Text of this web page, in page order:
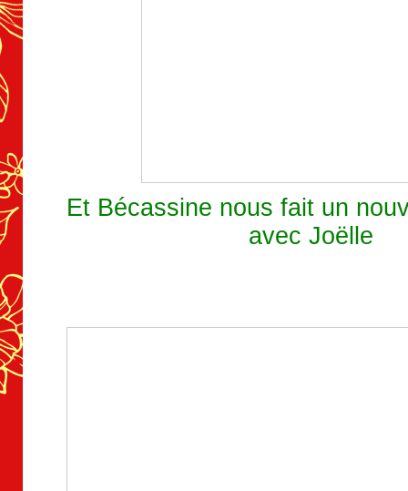
Et Bécassine nous fait un
avec Joëlle